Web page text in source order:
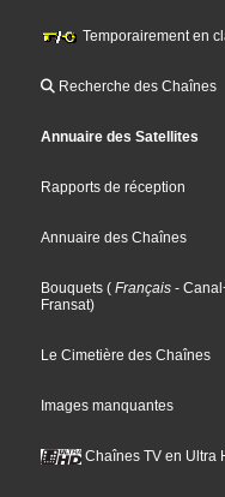
Temporairement en
Recherche des Chaînes
Annuaire des Satellites
Rapports de réception
Annuaire des Chaînes
Bouquets ( Français -
Fransat)
Le Cimetière des Chaînes
Images manquantes
Chaînes TV en Ultra